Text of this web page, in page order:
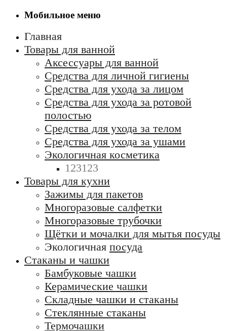
Мобильное меню
Главная
Товары для ванной
Аксессуары для ванной
Средства для личной гигиены
Средства для ухода за лицом
Средства для ухода за ротовой
полостью
Средства для ухода за телом
Средства для ухода за ушами
Экологичная косметика
123123
Товары для кухни
Зажимы для пакетов
Многоразовые салфетки
Многоразовые трубочки
Щётки и мочалки для мытья посуды
Экологичная посуда
Стаканы и чашки
Бамбуковые чашки
Керамические чашки
Складные чашки и стаканы
Стеклянные стаканы
Термочашки